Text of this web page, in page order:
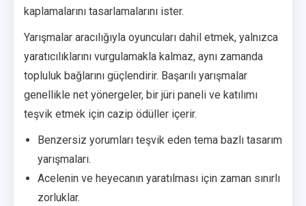
kaplamalarını tasarlamalarını ister.
Yarışmalar aracılığıyla oyuncuları dahil etmek, yalnızca
yaratıcılıklarını vurgulamakla kalmaz, aynı zamanda
topluluk bağlarını güçlendirir. Başarılı yarışmalar
genellikle net yönergeler, bir jüri paneli ve katılımı
teşvik etmek için cazip ödüller içerir.
Benzersiz yorumları teşvik eden tema bazlı tasarım
yarışmaları.
Acelenin ve heyecanın yaratılması için zaman sınırlı
zorluklar.